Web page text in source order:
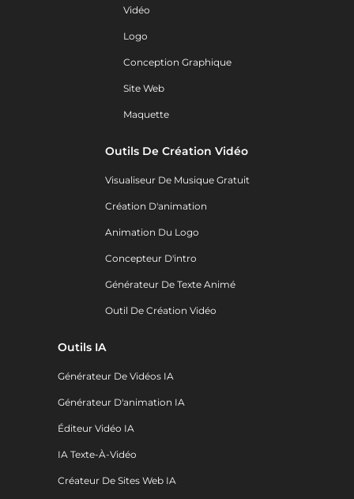
Vidéo
Logo
Conception Graphique
Site Web
Maquette
Outils De Création Vidéo
Visualiseur De Musique Gratuit
Création D'animation
Animation Du Logo
Concepteur D'intro
Générateur De Texte Animé
Outil De Création Vidéo
Outils IA
Générateur De Vidéos IA
Générateur D'animation IA
Éditeur Vidéo IA
IA Texte-À-Vidéo
Créateur De Sites Web IA